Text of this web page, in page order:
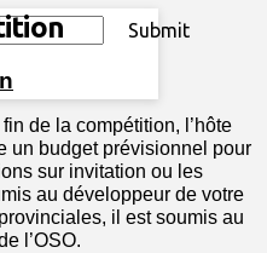
Submit
de la compétition, l’hôte
un budget prévisionnel pour
sur invitation ou les
au développeur de votre
il est soumis au
l’OSO.